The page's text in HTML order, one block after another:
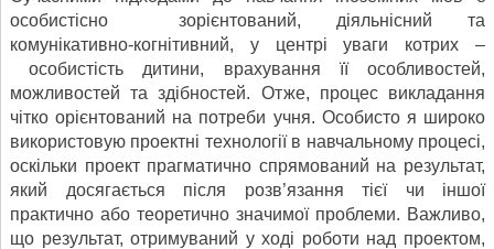
особистісно зорієнтований, діяльнісний та
комунікативно-когнітивний, у центрі уваги котрих –
особистість дитини, врахування її особливостей,
можливостей та здібностей. Отже, процес викладання
чітко орієнтований на потреби учня. Особисто я широко
використовую проектні технології в навчальному процесі,
оскільки проект прагматично спрямований на результат,
який досягається після розв’язання тієї чи іншої
практично або те­оретично значимої проблеми. Важливо,
що результат, отримуваний у ході роботи над проектом,